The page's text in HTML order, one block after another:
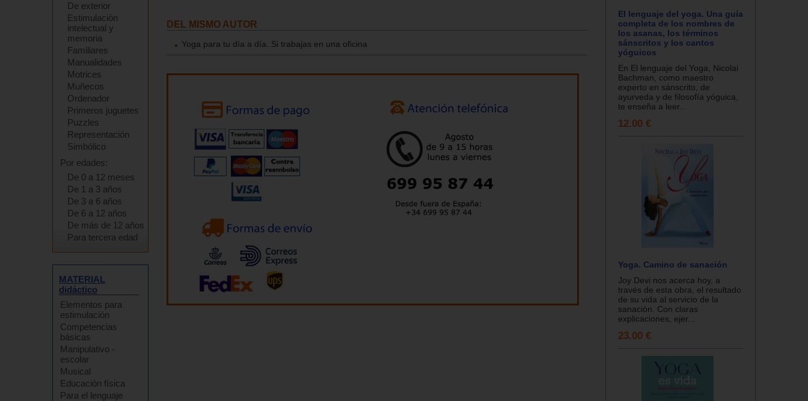
De exterior
Estimulación
intelectual y
memoria
Familiares
Manualidades
Motrices
Muñecos
Ordenador
Primeros juguetes
Puzzles
Representación
Simbólico
Por edades:
De 0 a 12 meses
De 1 a 3 años
De 3 a 6 años
De 6 a 12 años
De más de 12 años
Para tercera edad
MATERIAL
didáctico
Elementos para
estimulación
Competencias
básicas
Manipulativo -
escolar
Musical
Educación física
Para el lenguaje
DEL MISMO AUTOR
Yoga para tu día a día. Si trabajas en una oficina
El lenguaje del yoga. Una guía
completa de los nombres de
los asanas, los términos
sánscritos y los cantos
yóguicos
En El lenguaje del Yoga, Nicolai
Bachman, como maestro
experto en sánscrito, de
ayurveda y de filosofía yóguica,
te enseña a leer...
12.00 €
Yoga. Camino de sanación
Joy Devi nos acerca hoy, a
través de esta obra, el resultado
de su vida al servicio de la
sanación. Con claras
explicaciones, ejer...
23.00 €